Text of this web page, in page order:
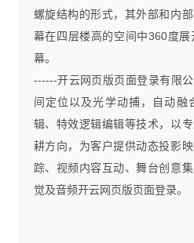
螺旋结构的形式，其外部和内
幕在四层楼高的空间中360度展
幕。
------开云网页版页面登录有限
间定位以及光学动捕，自动融
辑、特效逻辑编辑等技术，以
耕方向，为客户提供动态投影
踪、视频内容互动、舞台创意
觉及音频开云网页版页面登录。